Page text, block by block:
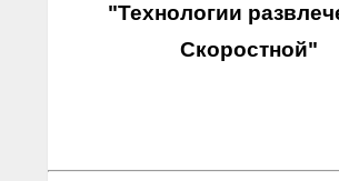
"Технологии
Скоростной"